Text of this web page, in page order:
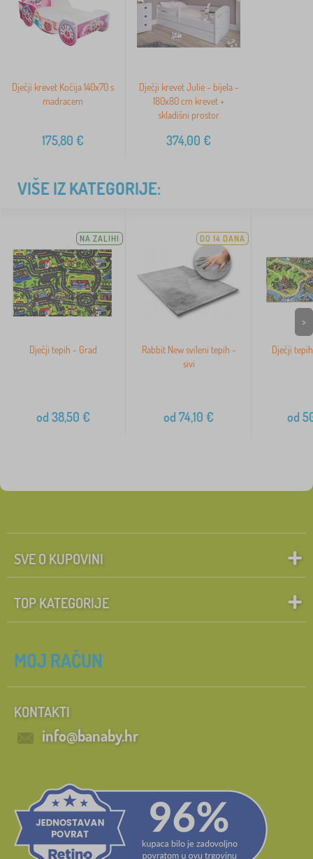
Dječji krevet Kočija 140x70 s
madracem
175,80 €
Dječji krevet Julie - bijela -
180x80 cm krevet +
skladišni prostor
374,00 €
VIŠE IZ KATEGORIJE:
NA ZALIHI
Dječji tepih - Grad
od 38,50 €
DO 14 DANA
Rabbit New svileni tepih -
sivi
od 74,10 €
Dječji
od
>
SVE O KUPOVINI
TOP KATEGORIJE
MOJ RAČUN
KONTAKTI
info@banaby.hr